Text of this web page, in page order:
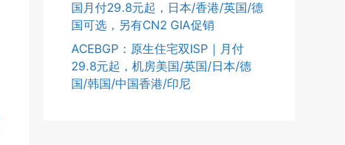
国月付29.8元起，日本/香港/英国/德
国可选，另有CN2 GIA促销
ACEBGP：原生住宅双ISP｜月付
29.8元起，机房美国/英国/日本/德
国/韩国/中国香港/印尼